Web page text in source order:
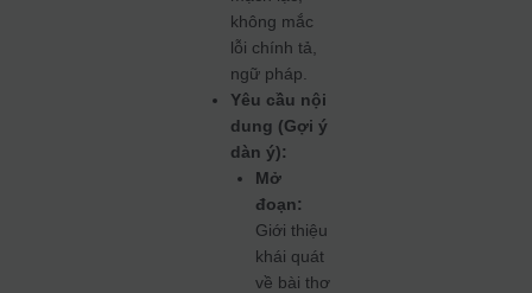
không mắc
lỗi chính tả,
ngữ pháp.
Yêu cầu nội
dung (Gợi ý
dàn ý):
Mở
đoạn:
Giới thiệu
khái quát
về bài thơ